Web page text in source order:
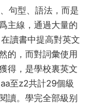
句型、語法，而是
主線，通過大量的
讀書中提高對英文
的，而對詞彙使用
得，是學校裏英文
至z2共計29個級
讀。學完全部級别